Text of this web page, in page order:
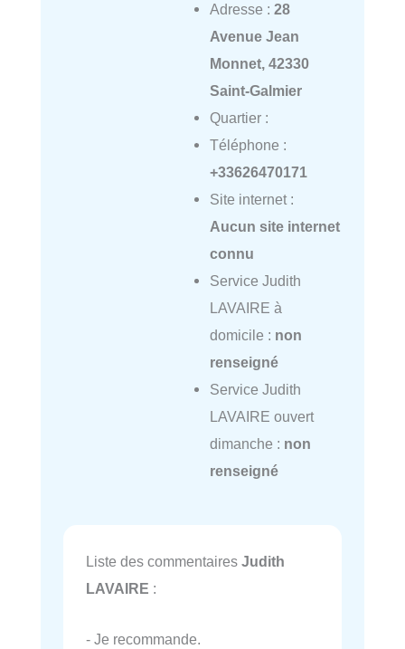
Adresse : 28
Avenue Jean
Monnet, 42330
Saint-Galmier
Quartier :
Téléphone :
+33626470171
Site internet :
Aucun site internet
connu
Service Judith
LAVAIRE à
domicile : non
renseigné
Service Judith
LAVAIRE ouvert
dimanche : non
renseigné
Liste des commentaires Judith
LAVAIRE :
- Je recommande.